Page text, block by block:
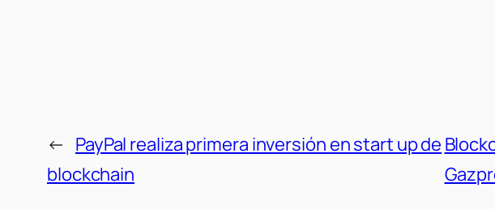
← PayPal realiza primera inversión en start up de
blockchain